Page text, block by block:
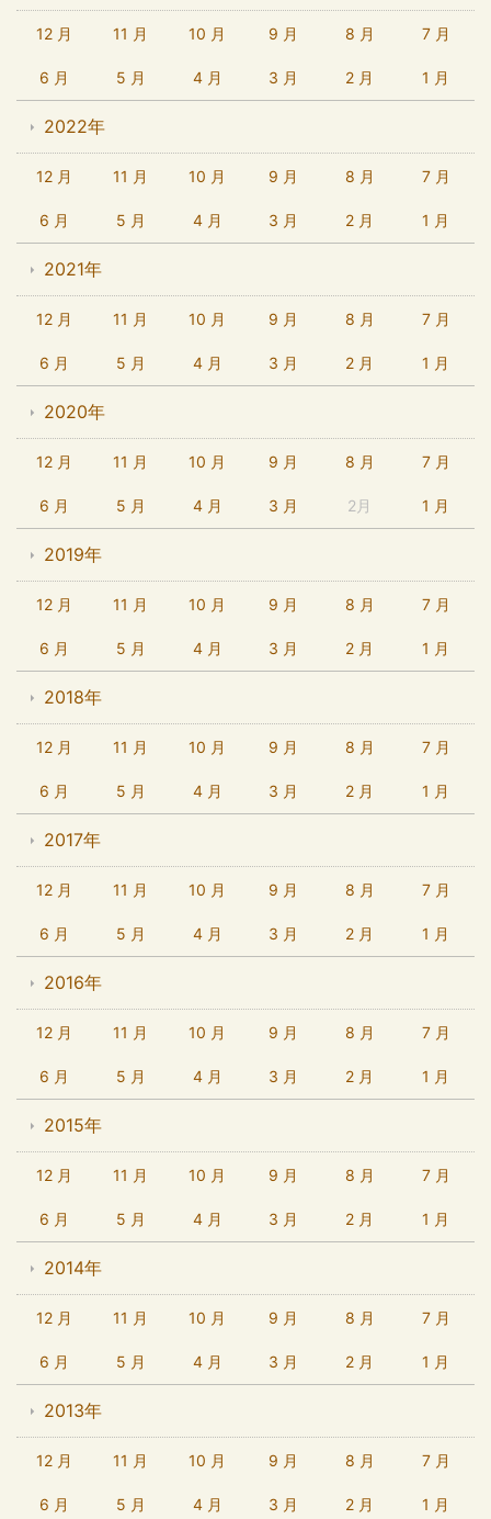
12 月 11 月 10 月 9 月 8 月 7 月
6 月 5 月 4 月 3 月 2 月 1 月
2022年
12 月 11 月 10 月 9 月 8 月 7 月
6 月 5 月 4 月 3 月 2 月 1 月
2021年
12 月 11 月 10 月 9 月 8 月 7 月
6 月 5 月 4 月 3 月 2 月 1 月
2020年
12 月 11 月 10 月 9 月 8 月 7 月
6 月 5 月 4 月 3 月 2月 1 月
2019年
12 月 11 月 10 月 9 月 8 月 7 月
6 月 5 月 4 月 3 月 2 月 1 月
2018年
12 月 11 月 10 月 9 月 8 月 7 月
6 月 5 月 4 月 3 月 2 月 1 月
2017年
12 月 11 月 10 月 9 月 8 月 7 月
6 月 5 月 4 月 3 月 2 月 1 月
2016年
12 月 11 月 10 月 9 月 8 月 7 月
6 月 5 月 4 月 3 月 2 月 1 月
2015年
12 月 11 月 10 月 9 月 8 月 7 月
6 月 5 月 4 月 3 月 2 月 1 月
2014年
12 月 11 月 10 月 9 月 8 月 7 月
6 月 5 月 4 月 3 月 2 月 1 月
2013年
12 月 11 月 10 月 9 月 8 月 7 月
6 月 5 月 4 月 3 月 2 月 1 月